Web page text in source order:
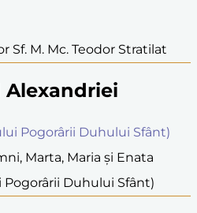
Sf. M. Mc. Teodor Stratilat
Alexandriei
Pogorârii Duhului Sfânt)
Marta, Maria şi Enata
Pogorârii Duhului Sfânt)